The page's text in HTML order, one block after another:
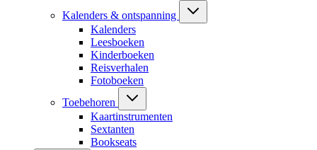
Kalenders & ontspanning
Kalenders
Leesboeken
Kinderboeken
Reisverhalen
Fotoboeken
Toebehoren
Kaartinstrumenten
Sextanten
Bookseats